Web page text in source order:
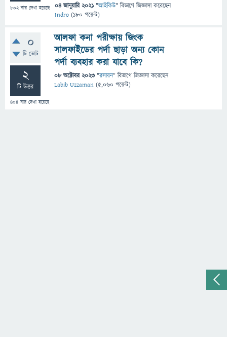
802বার দেখা হয়েছে 04 জানুয়ারি 2021 "আইকিউ" বিভাগে জিজ্ঞাসাকরেছেন
Indro (180 পয়েন্ট)
0
টি ভোট
2
টি উত্তর
404 বার দেখা হয়েছে
আলফা কনা পরীক্ষায় জিংক
সালফাইডের পর্দা ছাড়া অন্য কোন
পর্দা ব্যবহার করা যাবে কি?
08 অক্টোবর 2023 "রসায়ন" বিভাগে জিজ্ঞাসাকরেছেন
Labib Uzzaman (5,060 পয়েন্ট)